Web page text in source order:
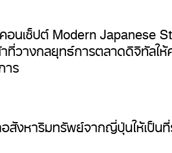
เซ็ปต์ Modern Japanese
งกลยุทธ์การตลาดดิจิทัลให้
าร
งหาริมทรัพย์จากญี่ปุ่นให้เป็นที่